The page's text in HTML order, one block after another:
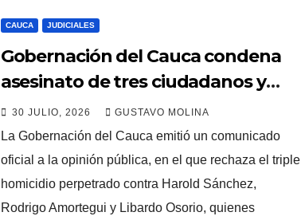
CAUCA JUDICIALES
Gobernación del Cauca condena
asesinato de tres ciudadanos y
exige medidas urgentes al
Gobierno Nacional
30 JULIO, 2026 GUSTAVO MOLINA
La Gobernación del Cauca emitió un comunicado
oficial a la opinión pública, en el que rechaza el triple
homicidio perpetrado contra Harold Sánchez,
Rodrigo Amortegui y Libardo Osorio, quienes